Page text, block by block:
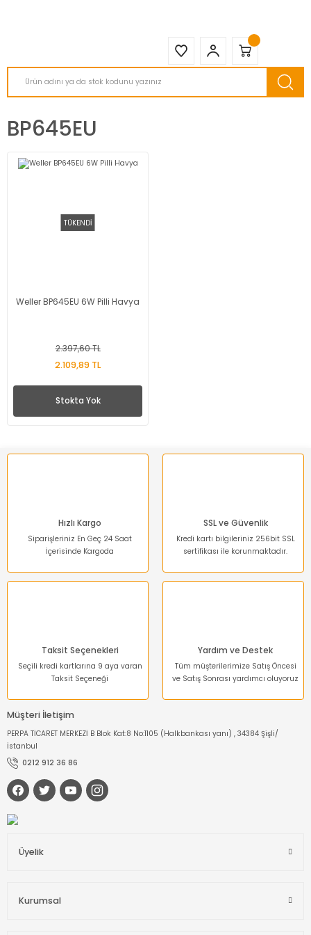
BP645EU
TÜKENDİ
Weller BP645EU 6W Pilli Havya
2.397,60 TL
2.109,89 TL
Stokta Yok
Hızlı Kargo
Siparişleriniz En Geç 24 Saat
İçerisinde Kargoda
SSL ve Güvenlik
Kredi kartı bilgileriniz 256bit SSL
sertifikası ile korunmaktadır.
Taksit Seçenekleri
Seçili kredi kartlarına 9 aya varan
Taksit Seçeneği
Yardım ve Destek
Tüm müşterilerimize Satış Öncesi
ve Satış Sonrası yardımcı oluyoruz
Müşteri İletişim
PERPA TİCARET MERKEZİ B Blok Kat:8 No:1105 (Halkbankası yanı) , 34384 Şişli/
İstanbul
0212 912 36 86
Üyelik
Kurumsal